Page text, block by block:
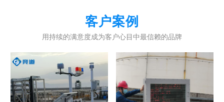
客户案例
用持续的满意度成为客户心目中最信赖的品牌